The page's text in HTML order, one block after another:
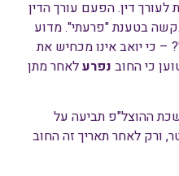
דין. הפעם עורך הדין
בטענת "פרעתי". מדוע
כי יואב אינו מכחיש את
כי החוב נפרעלאחר מתן
ההוצל"פ תביעה על
ורק לאחר תאריך זה החוב